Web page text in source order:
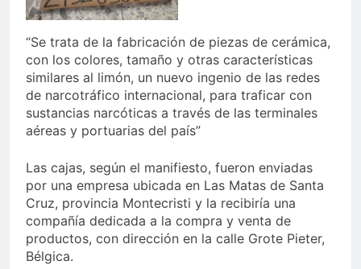
“Se trata de la fabricación de piezas de cerámica,
con los colores, tamaño y otras características
similares al limón, un nuevo ingenio de las redes
de narcotráfico internacional, para traficar con
sustancias narcóticas a través de las terminales
aéreas y portuarias del país”
Las cajas, según el manifiesto, fueron enviadas
por una empresa ubicada en Las Matas de Santa
Cruz, provincia Montecristi y la recibiría una
compañía dedicada a la compra y venta de
productos, con dirección en la calle Grote Pieter,
Bélgica.